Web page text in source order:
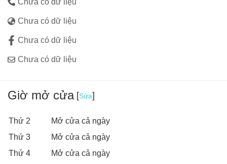
Chưa có dữ liệu
Chưa có dữ liệu
Chưa có dữ liệu
Chưa có dữ liệu
Giờ mở cửa [Sửa]
Thứ 2
Mở cửa cả ngày
Thứ 3
Mở cửa cả ngày
Thứ 4
Mở cửa cả ngày